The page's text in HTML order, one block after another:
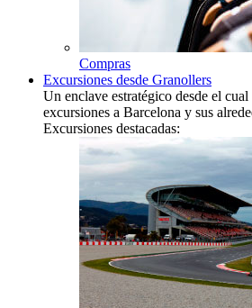
Compras
Excursiones desde Granollers
Un enclave estratégico desde el
excursiones a Barcelona y sus
Excursiones destacadas: